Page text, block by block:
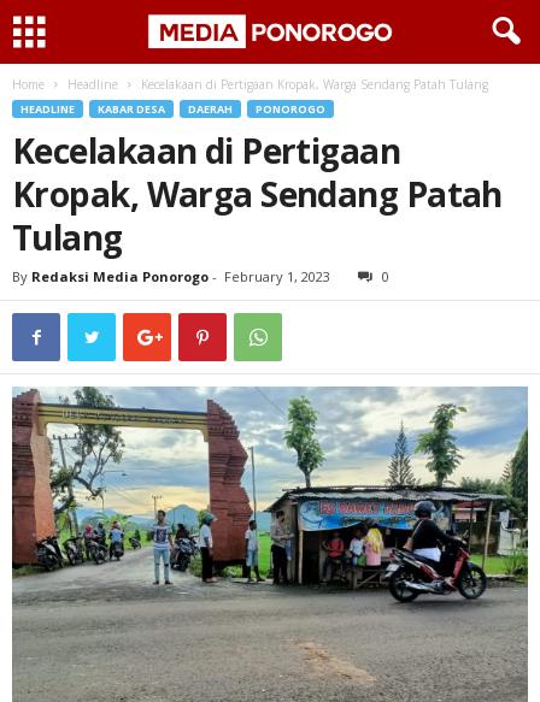
Home Headline Kecelakaan di Pertigaan Kropak, Warga Sendang Patah Tulang
HEADLINE KABAR DESA DAERAH PONOROGO
Kecelakaan di Pertigaan
Kropak, Warga Sendang Patah
Tulang
By Redaksi Media Ponorogo - February 1, 2023 0